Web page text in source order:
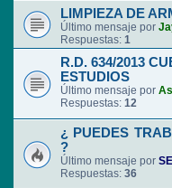
LIMPIEZA DE
Último mensaje por
Respuestas: 1
R.D. 634/2013
ESTUDIOS
Último mensaje por
Respuestas: 12
¿ PUEDES
?
Último mensaje por
Respuestas: 36